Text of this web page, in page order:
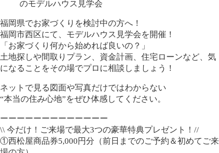
福岡県でお家づくりを検討中の方へ！
福岡市西区にて、モデルハウス見学会を開催！
「お家づくり何から始めれば良いの？」
土地探しや間取りプラン、資金計画、住宅ローンなど、気
になることをその場でプロに相談しましょう！
ネットで見る図面や写真だけではわからない
“本当の住み心地”をぜひ体感してください。
ーーーーーーーーーーーーー
\\ 今だけ！ご来場で最大3つの豪華特典プレゼント！//
①西松屋商品券5,000円分（前日までのご予約＆初めてご来